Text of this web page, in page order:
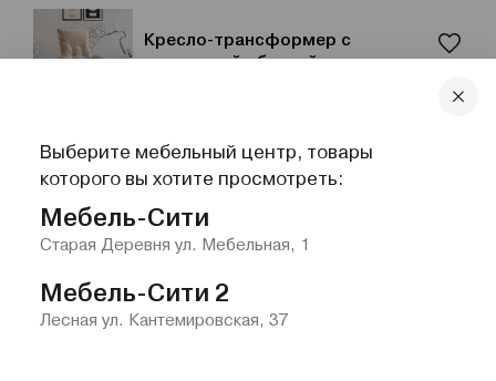
Кресло-трансформер с
велюровой обивкой
Выберите мебельный центр, товары
которого вы хотите просмотреть:
Мебель-Сити
Старая Деревня ул. Мебельная, 1
Мебель-Сити 2
Лесная ул. Кантемировская, 37